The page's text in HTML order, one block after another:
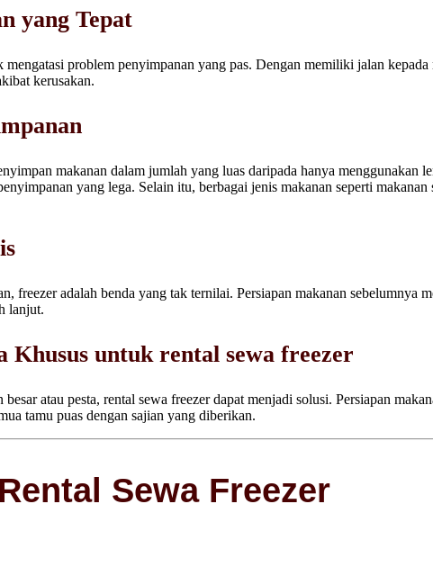
yang Tepat
mengatasi problem penyimpanan yang pas. Dengan memiliki jalan
kerusakan.
makanan dalam jumlah yang luas daripada hanya menggunakan
yang lega. Selain itu, berbagai jenis makanan seperti
freezer adalah benda yang tak ternilai. Persiapan makanan sebelumnya
lanjut.
Khusus untuk rental sewa freezer
atau pesta, rental sewa freezer dapat menjadi solusi. Persiapan
tamu puas dengan sajian yang diberikan.
Sewa Freezer